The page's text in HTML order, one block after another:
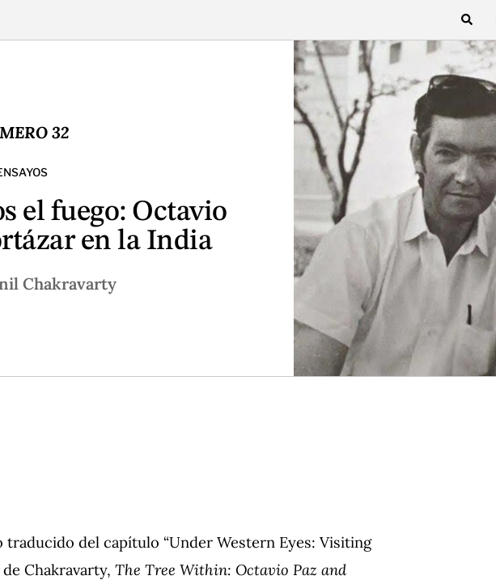
32
el fuego: Octavio
en la India
Chakravarty
traducido del capítulo “Under Western Eyes: Visiting
Chakravarty, The Tree Within: Octavio Paz and